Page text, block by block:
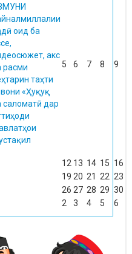
оид ба
акс
расми
таҳти
«Ҳуқуқ
саломатӣ дар
5 6 7 8 9
12 13 14 15 16
19 20 21 22 23
26 27 28 29 30
2 3 4 5 6